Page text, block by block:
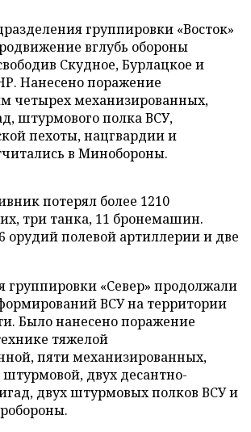
группировки «Восток»
вглубь обороны
Скудное, Бурлацкое и
Нанесено поражение
четырех механизированных,
штурмового полка ВСУ,
пехоты, нацгвардии и
в Минобороны.
потерял более 1210
три танка, 11 бронемашин.
орудий полевой артиллерии и две
группировки «Север» продолжали
ВСУ на территории
Было нанесено поражение
тяжелой
пяти механизированных,
двух десантно-
двух штурмовых полков ВСУ и